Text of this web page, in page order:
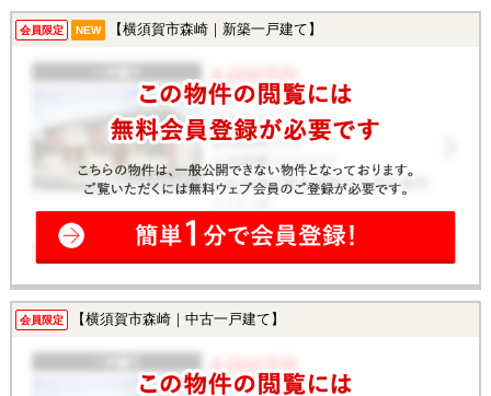
会員限定 NEW 【横須賀市森崎｜新築一戸建て】
会員限定 【横須賀市森崎｜中古一戸建て】